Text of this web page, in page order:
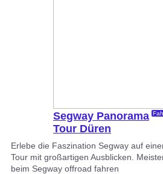
Segway Panorama
Tour Düren
Erlebe die Faszination Segway auf
Tour mit großartigen Ausblicken.
beim Segway offroad fahren